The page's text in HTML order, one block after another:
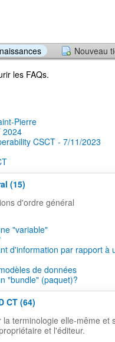
Nouveau
les FAQs.
Pierre
2024
CSCT - 7/11/2023
(15)
d'ordre général
"variable"
d'information par rapport à
de données
"bundle" (paquet)?
CT (64)
terminologie elle-même et
et l'éditeur.